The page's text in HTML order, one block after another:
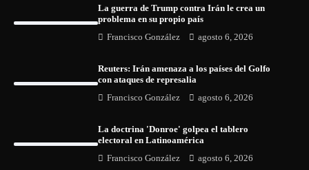
La guerra de Trump contra Irán le crea un
problema en su propio país
Francisco González agosto 6, 2026
Reuters: Irán amenaza a los países del Golfo
con ataques de represalia
Francisco González agosto 6, 2026
La doctrina 'Donroe' golpea el tablero
electoral en Latinoamérica
Francisco González agosto 6, 2026